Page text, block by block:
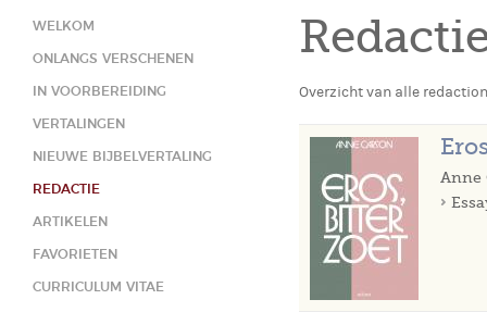
Overzicht van alle
Anne
WELKOM
ONLANGS VERSCHENEN
IN VOORBEREIDING
VERTALINGEN
NIEUWE BIJBELVERTALING
REDACTIE
ARTIKELEN
FAVORIETEN
CURRICULUM VITAE